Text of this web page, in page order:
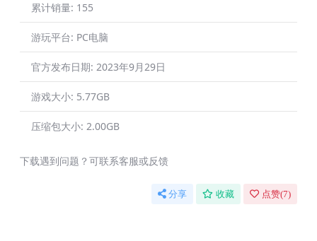
累计销量: 155
游玩平台: PC电脑
官方发布日期: 2023年9月29日
游戏大小: 5.77GB
压缩包大小: 2.00GB
下载遇到问题？可联系客服或反馈
分享 收藏 点赞(7)